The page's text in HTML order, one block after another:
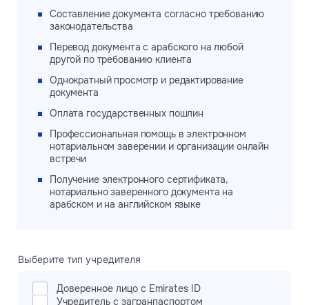
Составление документа согласно требованию
законодательства
Перевод документа с арабского на любой
другой по требованию клиента
Однократный просмотр и редактирование
документа
Оплата государственных пошлин
Профессиональная помощь в электронном
нотариальном заверении и организации онлайн
встречи
Получение электронного сертификата,
нотариально заверенного документа на
арабском и на английском языке
Выберите тип учредителя
Доверенное лицо с Emirates ID
Учредитель с загранпаспортом